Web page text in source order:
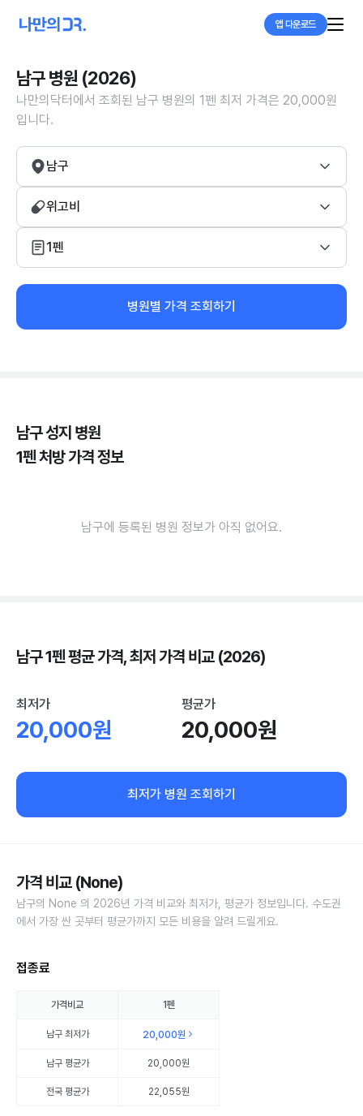
앱 다운로드
남구 병원 (2026)
나만의닥터에서 조회된 남구 병원의 1펜 최저 가격은 20,000원
입니다.
남구
위고비
1펜
병원별 가격 조회하기
남구 성지 병원
1펜 처방 가격 정보
남구에 등록된 병원 정보가 아직 없어요.
남구 1펜 평균 가격, 최저 가격 비교 (2026)
최저가
20,000원
평균가
20,000원
최저가 병원 조회하기
가격 비교 (None)
남구의 None 의 2026년 가격 비교와 최저가, 평균가 정보입니다. 수도권
에서 가장 싼 곳부터 평균가까지 모든 비용을 알려 드릴게요.
접종료
가격비교 1펜
남구최저가 20,000원
남구평균가 20,000원
전국 평균가 22,055원